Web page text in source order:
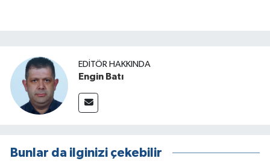
EDITÖR HAKKINDA
Engin Batı
Bunlar da ilginizi çekebilir